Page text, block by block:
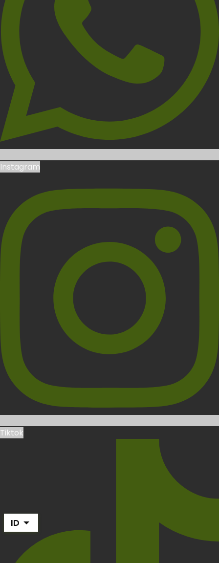
Instagram
Tiktok
ID